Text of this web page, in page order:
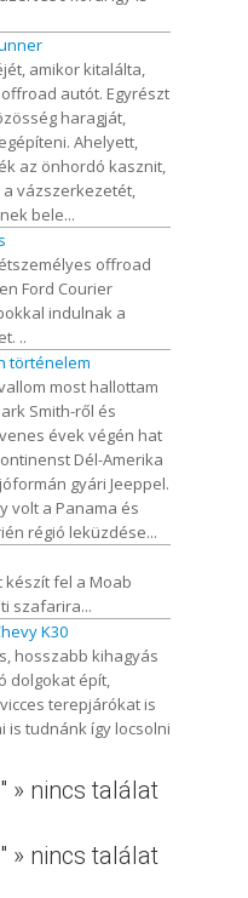
amikor kitalálta,
autót. Egyrészt
haragját,
Ahelyett,
az önhordó kasznit,
vázszerkezetét,
bele...
offroad
Ford Courier
indulnak a
..
történelem
most hallottam
Smith-ről és
évek végén hat
Dél-Amerika
gyári Jeeppel.
volt a Panama és
régió leküzdése...
készít fel a Moab
szafarira...
K30
hosszabb kihagyás
dolgokat épít,
terepjárókat is
is tudnánk így locsolni
» nincs találat
» nincs találat